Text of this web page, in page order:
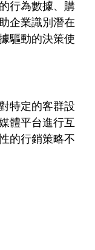
行為數據、購
企業識別潛在
驅動的決策使
特定的客群設
體平台進行互
的行銷策略不